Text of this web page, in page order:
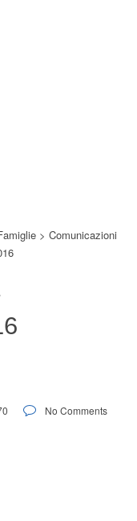
> Comunicazioni
No Comments